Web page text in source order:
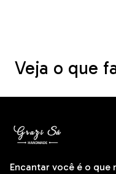
Veja o que
Encantar você é o que